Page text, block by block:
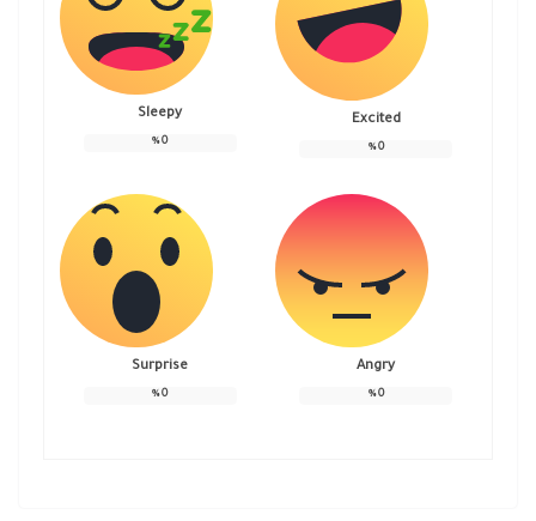
Excited
0
%
Sleepy
0
%
Angry
0
%
Surprise
0
%